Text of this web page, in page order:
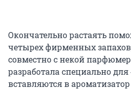
Окончательно растаять
четырех фирменных
совместно с некой
разработала специально
вставляются в